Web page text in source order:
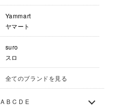
Yammart
ヤマート
suro
スロ
全てのブランドを見る
A B C D E